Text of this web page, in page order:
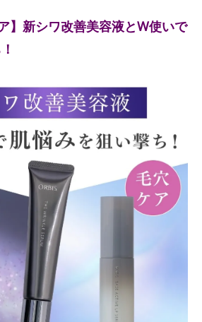
】新シワ改善美容液とW使いで